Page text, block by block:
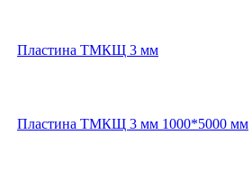
Пластина ТМКЩ 3 мм
Пластина ТМКЩ 3 мм 1000*5000 мм